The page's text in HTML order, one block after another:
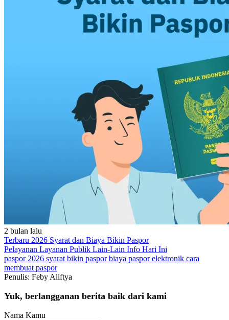
2 bulan lalu
Terbaru 2026 Syarat dan Biaya Bikin Paspor
Pelayanan Layanan Publik Lain-Lain Info Hari Ini
paspor 2026 syarat bikin pasporbiaya paspor elektronik cara
membuat paspor
Penulis: Feby Aliftya
Yuk, berlangganan berita baik dari kami
Nama Kamu